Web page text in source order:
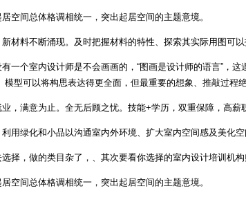
空间总体格调相统一，突出起居空间的主题意境。
料不断涌现。及时把握材料的特性、探索其实际用图可
个室内设计师是不会画画的，“图画是设计师的语言”，
型可以将构思表达得更全面，但最重要的想象、推敲过程
满意为止。全无后顾之忧。技能+学历，双重保障，高薪
绿化和小品以沟通室内外环境、扩大室内空间感及美化空
，做的类目杂了，、其次要看你选择的室内设计培训机构
空间总体格调相统一，突出起居空间的主题意境。